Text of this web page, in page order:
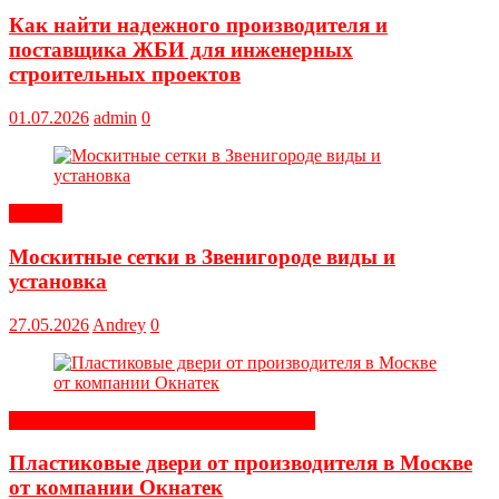
Как найти надежного производителя и
поставщика ЖБИ для инженерных
строительных проектов
01.07.2026 admin 0
Москитные сетки в Звенигороде виды и
установка
27.05.2026 Andrey 0
Пластиковые двери от производителя в Москве
от компании Окнатек